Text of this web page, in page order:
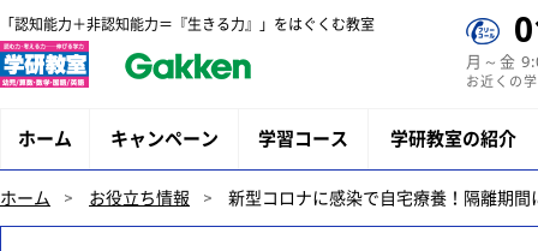
「認知能力＋非認知能力＝『生きる力』」をはぐくむ教室
月～金
お近くの
ホーム キャンペーン 学習コース 学研教室の紹介
ホーム お役立ち情報 新型コロナに感染で自宅療養！隔離期